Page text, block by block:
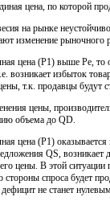
цена, по которой
на рынке
изменение рыночного
цена (Р1) выше Ре,
возникает избыток
т.к. продавцы будут
цены,
объема до QD.
цена (P1)
QS, возникает
цены. В этой ситуации
стороны спроса будет
дефицит не станет